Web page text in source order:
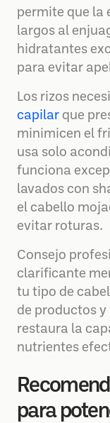
permite que la
largos al
hidratantes
para evitar
Los rizos
capilar que
minimicen el
usa solo
funciona
lavados con
el cabello
evitar roturas.
Consejo
clarificante
tu tipo de
de productos y
restaura la
nutrientes
para